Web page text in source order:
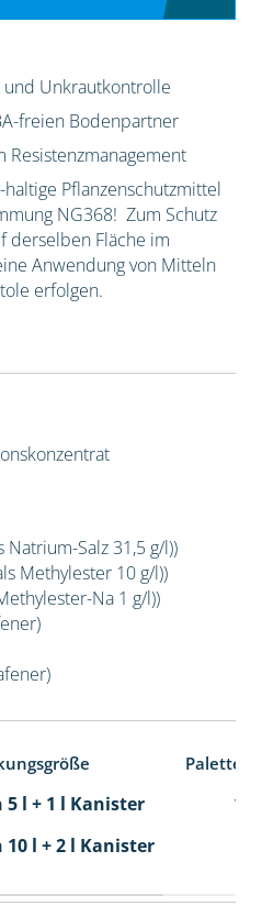
Unkrautkontrolle
freien Bodenpartner
Resistenzmanagement
Pflanzenschutzmittel
NG368! Zum Schutz
derselben Fläche im
Anwendung von Mitteln
erfolgen.
Natrium-Salz 31,5 g/l))
Methylester 10 g/l))
Na 1 g/l))
l + 1 l Kanister
115
l + 2 l Kanister